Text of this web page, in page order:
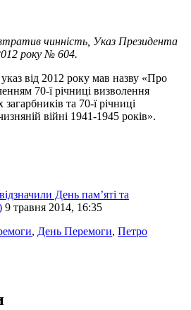
чинність, Указ Президента
року № 604.
від 2012 року мав назву «Про
70-ї річниці визволення
та 70-ї річниці
війні 1941-1945 років».
День пам’яті та
9 травня 2014, 16:35
, День Перемоги, Петро